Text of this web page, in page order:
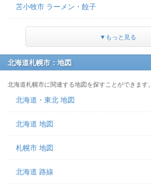
苫小牧市 ラーメン・餃子
▼もっと見る
北海道札幌市：地図
北海道札幌市に関連する地図を探すことができます。
北海道・東北 地図
北海道 地図
札幌市 地図
北海道 路線